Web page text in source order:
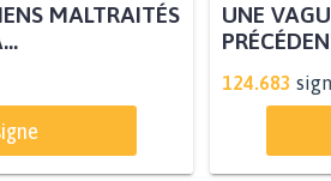
MALTRAITÉS
UNE
124.683